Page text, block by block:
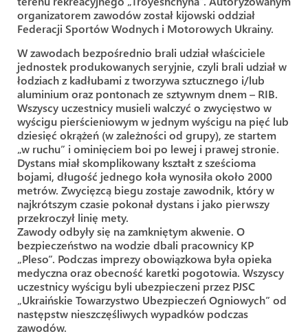
organizatorem zawodów został kijowski oddział
Federacji Sportów Wodnych i Motorowych Ukrainy.
W zawodach bezpośrednio brali udział właściciele
jednostek produkowanych seryjnie, czyli brali udział w
łodziach z kadłubami z tworzywa sztucznego i/lub
aluminium oraz pontonach ze sztywnym dnem – RIB.
Wszyscy uczestnicy musieli walczyć o zwycięstwo w
wyścigu pierścieniowym w jednym wyścigu na pięć lub
dziesięć okrążeń (w zależności od grupy), ze startem
„w ruchu” i ominięciem boi po lewej i prawej stronie.
Dystans miał skomplikowany kształt z sześcioma
bojami, długość jednego koła wynosiła około 2000
metrów. Zwycięzcą biegu zostaje zawodnik, który w
najkrótszym czasie pokonał dystans i jako pierwszy
przekroczył linię mety.
Zawody odbyły się na zamkniętym akwenie. O
bezpieczeństwo na wodzie dbali pracownicy KP
„Pleso”. Podczas imprezy obowiązkowa była opieka
medyczna oraz obecność karetki pogotowia. Wszyscy
uczestnicy wyścigu byli ubezpieczeni przez PJSC
„Ukraińskie Towarzystwo Ubezpieczeń Ogniowych” od
następstw nieszczęśliwych wypadków podczas
zawodów.